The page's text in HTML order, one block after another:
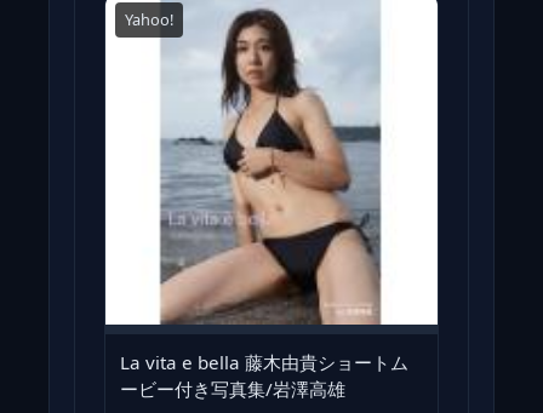
Yahoo!
La vita e bella 藤木由貴ショートム
ービー付き写真集/岩澤高雄